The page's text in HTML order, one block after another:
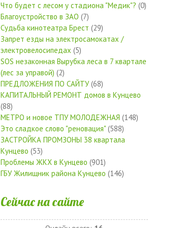
Что будет с лесом у стадиона "Медик"? (0)
Благоустройство в ЗАО (7)
Судьба кинотеатра Брест (29)
Запрет езды на электросамокатах /
электровелосипедах (5)
SOS незаконная Вырубка леса в 7 квартале
(лес за управой) (2)
ПРЕДЛОЖЕНИЯ ПО САЙТУ(68)
КАПИТАЛЬНЫЙ РЕМОНТ домов в Кунцево
(88)
МЕТРО и новое ТПУ МОЛОДЕЖНАЯ (148)
Это сладкое слово "реновация"(588)
ЗАСТРОЙКА ПРОМЗОНЫ 38 квартала
Кунцево (53)
Проблемы ЖКХ в Кунцево (901)
ГБУ Жилищник района Кунцево (146)
Сейчас на сайте